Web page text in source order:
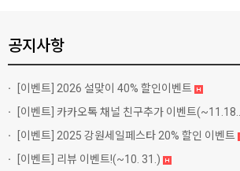
공지사항
[이벤트] 2026 설맞이 40% 할인이벤트
[이벤트] 카카오톡 채널 친구추가 이벤트(~11.18...
[이벤트] 2025 강원세일페스타 20% 할인 이벤트
[이벤트] 리뷰 이벤트!(~10. 31.)